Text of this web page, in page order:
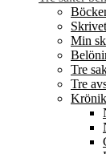
Skrivet
Min
Tre
Tre